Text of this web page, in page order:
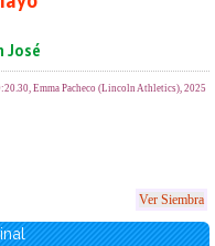
José
Emma Pacheco (Lincoln Athletics), 2025
Ver Siembra